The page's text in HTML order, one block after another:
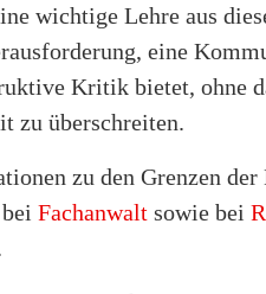
wichtige Lehre aus
eine
Kritik bietet, ohne
zu überschreiten.
zu den Grenzen
Fachanwalt sowie bei